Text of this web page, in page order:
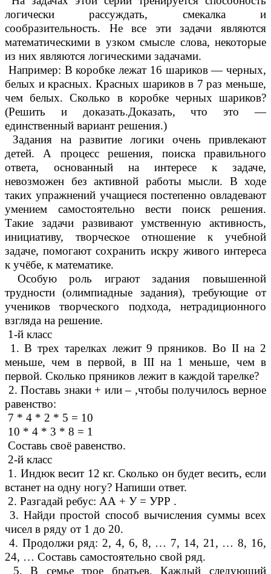
логически рассуждать, смекалка и
сообразительность. Не все эти задачи являются
математическими в узком смысле слова, некоторые
из них являются логическими задачами.
Например: В коробке лежат 16 шариков — черных,
белых и красных. Красных шариков в 7 раз меньше,
чем белых. Сколько в коробке черных шариков?
(Решить и доказать.Доказать, что это —
единственный вариант решения.)
Задания на развитие логики очень привлекают
детей. А процесс решения, поиска правильного
ответа, основанный на интересе к задаче,
невозможен без активной работы мысли. В ходе
таких упражнений учащиеся постепенно овладевают
умением самостоятельно вести поиск решения.
Такие задачи развивают умственную активность,
инициативу, творческое отношение к учебной
задаче, помогают сохранить искру живого интереса
к учёбе, к математике.
Особую роль играют задания повышенной
трудности (олимпиадные задания), требующие от
учеников творческого подхода, нетрадиционного
взгляда на решение.
1-й класс
1. В трех тарелках лежит 9 пряников. Во II на 2
меньше, чем в первой, в III на 1 меньше, чем в
первой. Сколько пряников лежит в каждой тарелке?
2. Поставь знаки + или – ,чтобы получилось верное
равенство:
7 * 4 * 2 * 5 = 10
10 * 4 * 3 * 8 = 1
Составь своё равенство.
2-й класс
1. Индюк весит 12 кг. Сколько он будет весить, если
встанет на одну ногу? Напиши ответ.
2. Разгадай ребус: АА + У = УРР .
3. Найди простой способ вычисления суммы всех
чисел в ряду от 1 до 20.
4. Продолжи ряд: 2, 4, 6, 8, … 7, 14, 21, … 8, 16,
24, … Составь самостоятельно свой ряд.
5. В семье трое братьев. Каждый следующий